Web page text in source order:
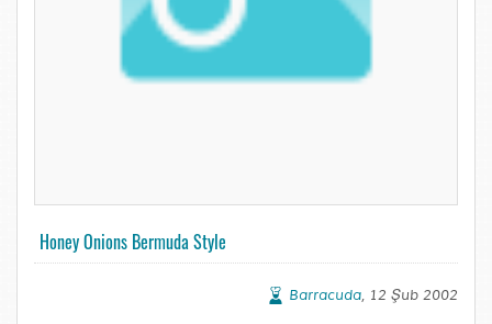
Honey Onions Bermuda Style
Barracuda, 12 Şub 2002